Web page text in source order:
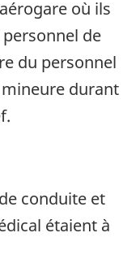
où ils
de
du personnel
durant
conduite et
étaient à